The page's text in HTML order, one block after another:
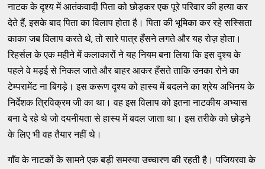
नाटक के दृश्य में आतंकवादी पिता को छोड़कर एक पूरे परिवार की हत्या कर
देते हैं, इसके बाद पिता का विलाप होता है। पिता की भूमिका कर रहे सस्सिता
काका जब विलाप करते थे, तो सारे पात्र हँसने लगते और यह रोज़ होता।
रिहर्सल के एक महीने में कलाकारों ने यह नियम बना लिया कि इस दृश्य के
पहले वे मड़ई से निकल जाते और बाहर आकर हँसते ताकि उनका रोने का
टेम्परामेंट ना बिगड़े। इस करूण दृश्य को हास्य में बदलने का श्रेय अभिनय के
निर्देशक त्रिविक्रम जी का था। वह इस विलाप को इतना नाटकीय अभ्यास
बना दे रहे थे जो दयनीयता से हास्य में बदल जाता था। इस तरीके को छोड़ने
के लिए भी वह तैयार नहीं थे।
गाँव के नाटकों के सामने एक बड़ी समस्या उच्चारण की रहती है। पजियरवा के